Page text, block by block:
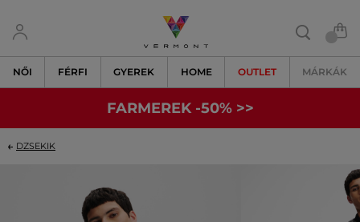
NŐI FÉRFI GYEREK HOME OUTLET MÁRKÁK
FARMEREK -50% >>
DZSEKIK